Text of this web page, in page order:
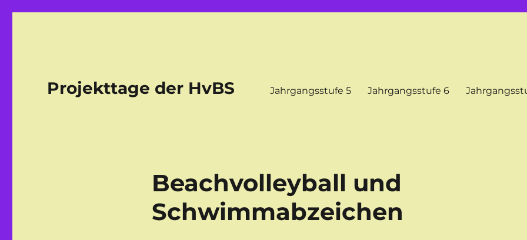
Projekttage der HvBS Jahrgangsstufe 5 Jahrgangsstufe 6
Beachvolleyball und
Schwimmabzeichen